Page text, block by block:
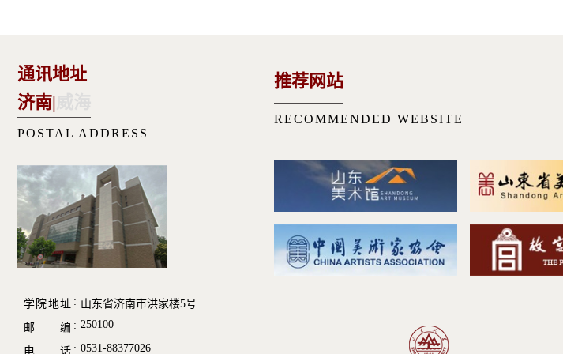
通讯地址
济南|
POSTAL ADDRESS
学院地址
山东省济南市洪家楼5号
邮 编
250100
电 话 0531-88377026
推荐网站
RECOMMENDED WEBSITE